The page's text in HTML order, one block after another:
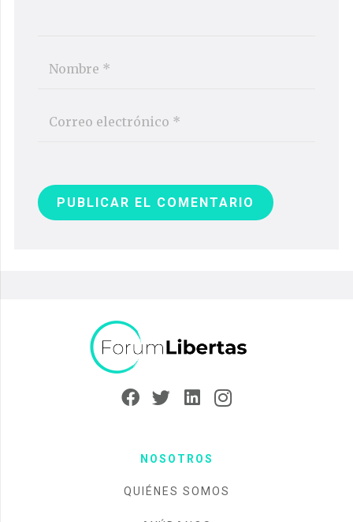
PUBLICAR EL COMENTARIO
NOSOTROS
QUIÉNES SOMOS